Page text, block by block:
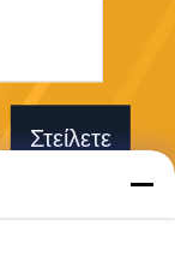
Στείλετε